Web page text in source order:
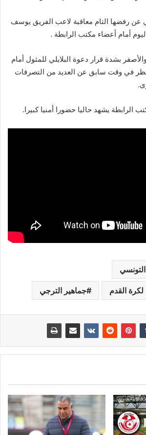
عن رفضها التام معاقبة لاعب الفريق يوسف
أمام أعضاء مكتب الرابطة .
بشدة قرار دعوة البلايلي للمثول أمام
في وقت سابق عن العديد من التصرفات
الرابطة يشهد حاليا حضورا أمنيا كبيرا.
لكرة القدم جماهير الترجي